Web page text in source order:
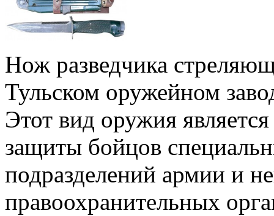
Нож разведчика
Тульском оружейном
Этот вид оружия
защиты бойцов
подразделений армии и
правоохранительных